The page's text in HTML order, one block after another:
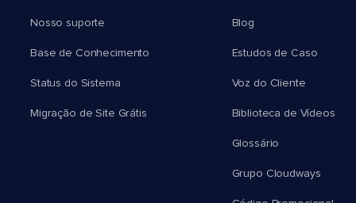
Nosso suporte
Base de Conhecimento
Status do Sistema
Migração de Site Grátis
Blog
Estudos de Caso
Voz do Cliente
Biblioteca de Vídeos
Glossário
Grupo Cloudways